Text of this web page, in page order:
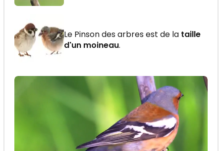
Le Pinson des arbres est de la taille
d'un moineau.